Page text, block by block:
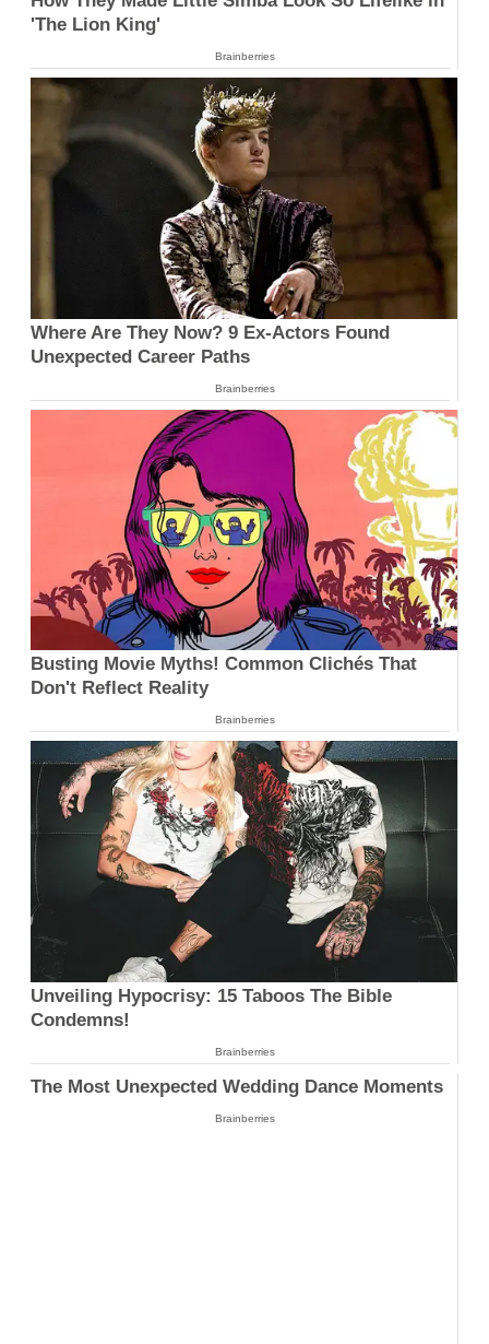
'The Lion King'
Brainberries
Where Are They Now? 9 Ex-Actors Found
Unexpected Career Paths
Brainberries
Busting Movie Myths! Common Clichés That
Don't Reflect Reality
Brainberries
Unveiling Hypocrisy: 15 Taboos The Bible
Condemns!
Brainberries
The Most Unexpected Wedding Dance Moments
Brainberries